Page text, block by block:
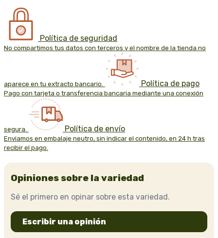
Política de seguridad
No compartimos tus datos con terceros y el nombre de la tienda no
aparece en tu extracto bancario. Política de pago
Pago con tarjeta o transferencia bancaria mediante una conexión
segura. Política de envío
Enviamos en embalaje neutro, sin indicar el contenido, en 24 h tras
recibir el pago.
Opiniones sobre la variedad
Sé el primero en opinar sobre esta variedad.
Escribir una opinión